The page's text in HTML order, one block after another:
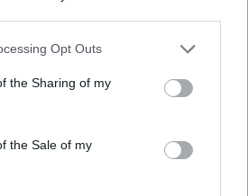
Opt Outs
the Sharing of my
the Sale of my
zonat pranë Kievit, vriten
fëmijë